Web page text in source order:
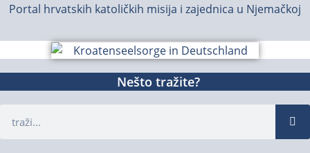
Portal hrvatskih katoličkih misija i zajednica u Njemačkoj
Nešto tražite?